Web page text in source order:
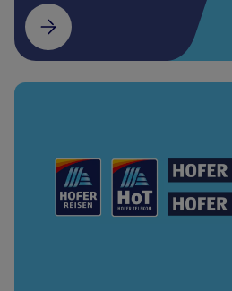
(öffnet in einem neuen Tab)